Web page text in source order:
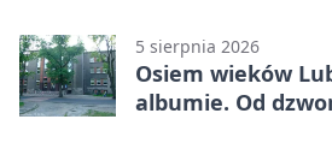
5 sierpnia 2026
Osiem wieków
albumie. Od